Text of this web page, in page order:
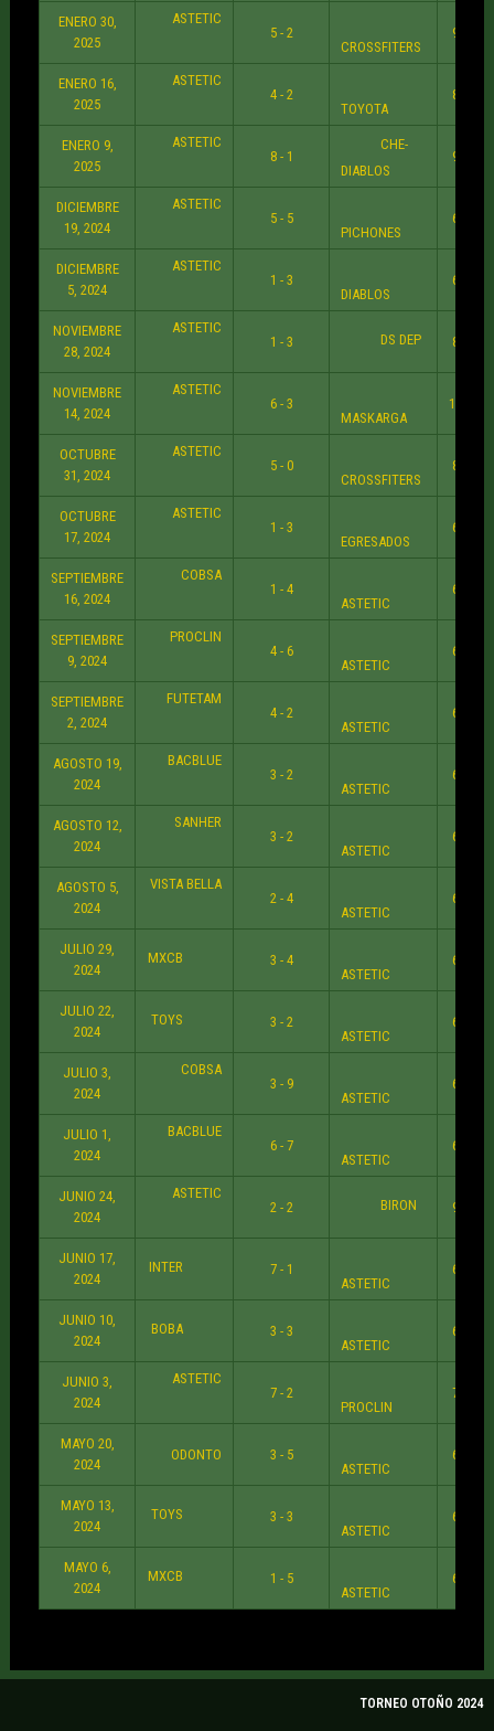
ENERO 30,
2025
ASTETIC
5 - 2
CROSSFITERS
9:30
ENERO 16,
2025
ASTETIC
4 - 2
TOYOTA
8:30
ENERO 9,
2025
ASTETIC
8 - 1
CHE-
DIABLOS
9:30
DICIEMBRE
19, 2024
ASTETIC
5 - 5
PICHONES
6:30
DICIEMBRE
5, 2024
ASTETIC
1 - 3
DIABLOS
6:30
NOVIEMBRE
28, 2024
ASTETIC
1 - 3
DS DEP 8:30
NOVIEMBRE
14, 2024
ASTETIC
6 - 3
MASKARGA
10:30
OCTUBRE
31, 2024
ASTETIC
5 - 0
CROSSFITERS
8:30
OCTUBRE
17, 2024
ASTETIC
1 - 3
EGRESADOS
6:30
SEPTIEMBRE
16, 2024
COBSA
1 - 4
ASTETIC
6:30
SEPTIEMBRE
9, 2024
PROCLIN
4 - 6
ASTETIC
6:30
SEPTIEMBRE
2, 2024
FUTETAM
4 - 2
ASTETIC
6:30
AGOSTO 19,
2024
BACBLUE
3 - 2
ASTETIC
6:30
AGOSTO 12,
2024
SANHER
3 - 2
ASTETIC
6:30
AGOSTO 5,
2024
VISTA BELLA
2 - 4
ASTETIC
6:30
JULIO 29,
2024
MXCB
3 - 4
ASTETIC
6:30
JULIO 22,
2024
TOYS
3 - 2
ASTETIC
6:35
JULIO 3,
2024
COBSA
3 - 9
ASTETIC
6:30
JULIO 1,
2024
BACBLUE
6 - 7
ASTETIC
6:40
JUNIO 24,
2024
ASTETIC
2 - 2
BIRON 9:35
JUNIO 17,
2024
INTER
7 - 1
ASTETIC
6:38
JUNIO 10,
2024
BOBA
3 - 3
ASTETIC
6:39
JUNIO 3,
2024
ASTETIC
7 - 2
PROCLIN
7:30
MAYO 20,
2024
ODONTO
3 - 5
ASTETIC
6:30
MAYO 13,
2024
TOYS
3 - 3
ASTETIC
6:45
MAYO 6,
2024
MXCB
1 - 5
ASTETIC
6:38
TORNEO OTOÑO 2024